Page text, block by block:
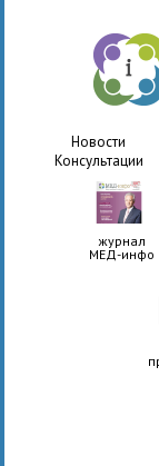
Новости
Консультации
журнал
МЕД-инфо